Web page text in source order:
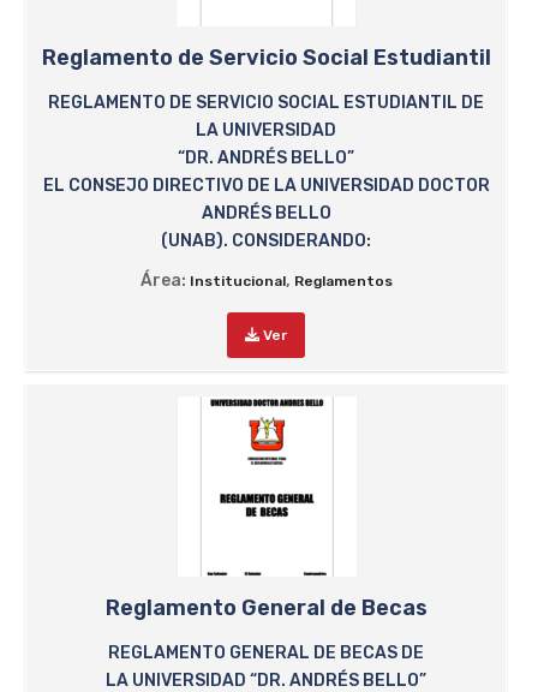
Reglamento de Servicio Social Estudiantil
REGLAMENTO DE SERVICIO SOCIAL ESTUDIANTIL DE
LA UNIVERSIDAD
“DR. ANDRÉS BELLO”
EL CONSEJO DIRECTIVO DE LA UNIVERSIDAD DOCTOR
ANDRÉS BELLO
(UNAB). CONSIDERANDO:
Área: Institucional, Reglamentos
Ver
Reglamento General de Becas
REGLAMENTO GENERAL DE BECAS DE
LA UNIVERSIDAD “DR. ANDRÉS BELLO”